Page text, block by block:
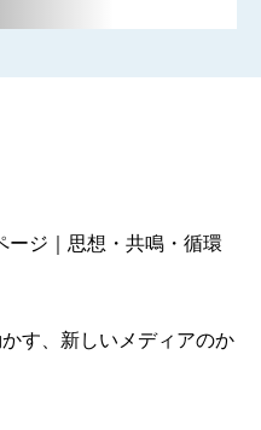
ージ｜思想・共鳴・循環
す、新しいメディアのか